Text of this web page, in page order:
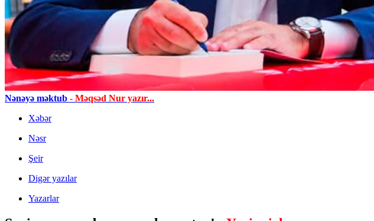
Nənəyə məktub - Məqsəd Nur yazır...
Xəbər
Nəsr
Şeir
Digər yazılar
Yazarlar